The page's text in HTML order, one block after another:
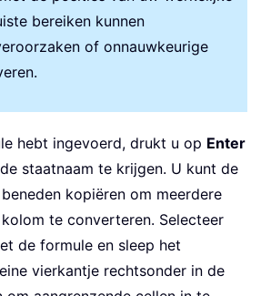
bereiken kunnen
of onnauwkeurige
hebt ingevoerd, drukt u op Enter
staatnaam te krijgen. U kunt de
kopiëren om meerdere
te converteren. Selecteer
de formule en sleep het
vierkantje rechtsonder in de